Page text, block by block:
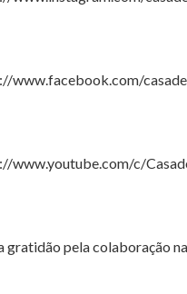
www.facebook.com/
www.youtube.com/c/
gratidão pela colaboração